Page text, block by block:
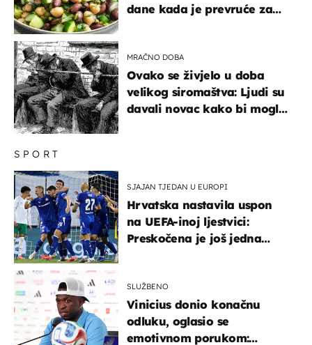
SPORT
SJAJAN TJEDAN U EUROPI
Hrvatska nastavila uspon
na UEFA-inoj ljestvici:
Preskočena je još jedna
SLUŽBENO
Vinicius donio konačnu
odluku, oglasio se
emotivnom porukom:
dane kada je prevruće za
MRAČNO DOBA
Ovako se živjelo u doba
velikog siromaštva: Ljudi su
davali novac kako bi mogli